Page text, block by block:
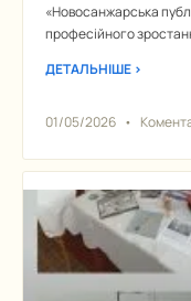
«Новосанжарська
професійного
ДЕТАЛЬНІШЕ >
01/05/2026